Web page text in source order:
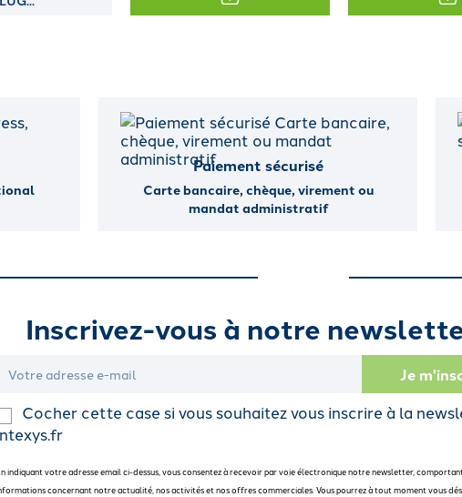
Paiement sécurisé
Carte bancaire, chèque, virement ou
mandat administratif
Inscrivez-vous à notre
Cocher cette case si vous souhaitez vous inscrire à la
indiquant votre adresse email ci-dessus, vous consentez à recevoir par voie électronique notre newsletter,
concernant notre actualité, nos activités et nos offres commerciales. Vous pourrez à tout moment vous